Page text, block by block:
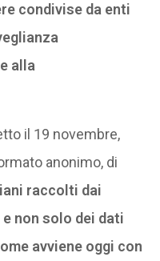
condivise da enti
alla
il 19 novembre,
anonimo, di
raccolti dai
non solo dei dati
avviene oggi con